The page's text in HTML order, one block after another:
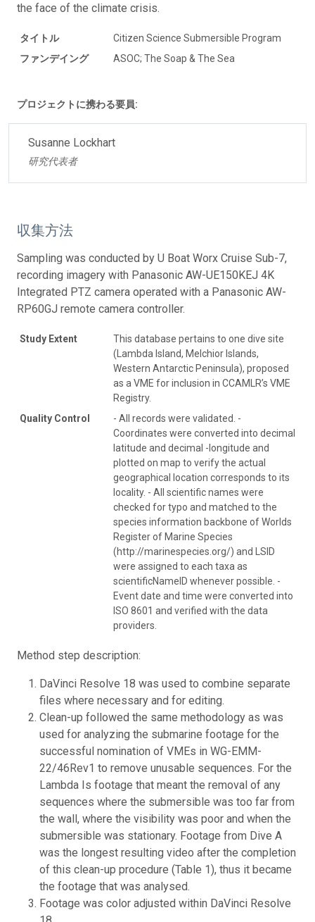
the face of the climate crisis.
タイトル
Citizen Science Submersible Program
ファンデイング
ASOC; The Soap & The Sea
プロジェクトに携わる要員:
Susanne Lockhart
研究代表者
収集方法
Sampling was conducted by U Boat Worx Cruise Sub-7,
recording imagery with Panasonic AW-UE150KEJ 4K
Integrated PTZ camera operated with a Panasonic AW-
RP60GJ remote camera controller.
Study Extent
This database pertains to one dive site
(Lambda Island, Melchior Islands,
Western Antarctic Peninsula), proposed
as a VME for inclusion in CCAMLR’s VME
Registry.
Quality Control
- All records were validated. -
Coordinates were converted into decimal
latitude and decimal -longitude and
plotted on map to verify the actual
geographical location corresponds to its
locality. - All scientific names were
checked for typo and matched to the
species information backbone of Worlds
Register of Marine Species
(http://marinespecies.org/) and LSID
were assigned to each taxa as
scientificNameID whenever possible. -
Event date and time were converted into
ISO 8601 and verified with the data
providers.
Method step description:
DaVinci Resolve 18 was used to combine separate
files where necessary and for editing.
Clean-up followed the same methodology as was
used for analyzing the submarine footage for the
successful nomination of VMEs in WG-EMM-
22/46Rev1 to remove unusable sequences. For the
Lambda Is footage that meant the removal of any
sequences where the submersible was too far from
the wall, where the visibility was poor and when the
submersible was stationary. Footage from Dive A
was the longest resulting video after the completion
of this clean-up procedure (Table 1), thus it became
the footage that was analysed.
Footage was color adjusted within DaVinci Resolve